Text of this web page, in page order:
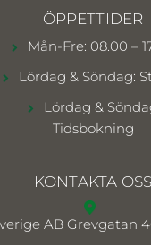
ÖPPETTIDER
Mån-Fre: 08.00 –
Lördag & Söndag:
Lördag &
Tidsbokning
KONTAKTA OSS
AB Grevgatan